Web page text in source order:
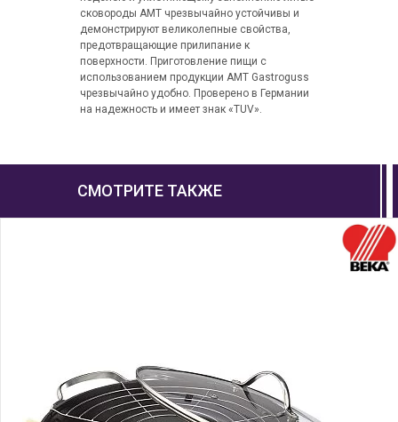
сковороды AMT чрезвычайно устойчивы и
демонстрируют великолепные свойства,
предотвращающие прилипание к
поверхности. Приготовление пищи с
использованием продукции АМТ Gastroguss
чрезвычайно удобно. Проверено в Германии
на надежность и имеет знак «TUV».
СМОТРИТЕ ТАКЖЕ